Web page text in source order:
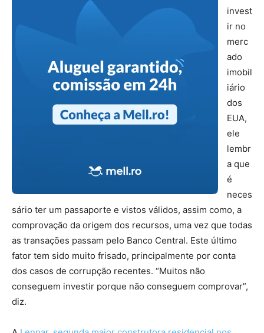
invest
ir no
merc
ado
imobil
iário
dos
EUA,
ele
lembr
a que
é
neces
sário ter um passaporte e vistos válidos, assim como, a
comprovação da origem dos recursos, uma vez que todas
as transações passam pelo Banco Central. Este último
fator tem sido muito frisado, principalmente por conta
dos casos de corrupção recentes. “Muitos não
conseguem investir porque não conseguem comprovar”,
diz.